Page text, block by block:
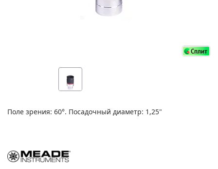
Поле зрения: 60°. Посадочный диаметр: 1,25"